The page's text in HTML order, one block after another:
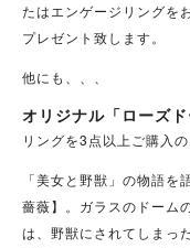
たはエンゲージリングを
プレゼント致します。
他にも、、、
オリジナル「ローズ
リングを3点以上ご購入
「美女と野獣」の物語
薔薇】。ガラスのドーム
は、野獣にされてしまっ